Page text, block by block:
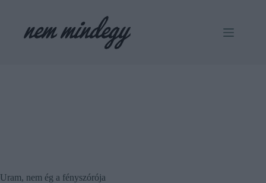
Uram, nem ég a fényszórója